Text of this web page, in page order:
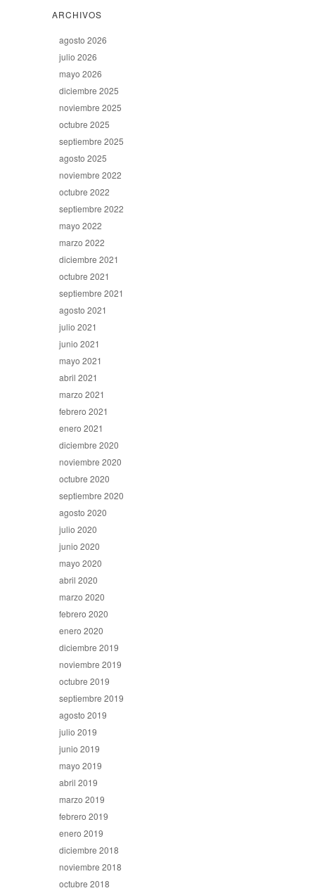
ARCHIVOS
agosto 2026
julio 2026
mayo 2026
diciembre 2025
noviembre 2025
octubre 2025
septiembre 2025
agosto 2025
noviembre 2022
octubre 2022
septiembre 2022
mayo 2022
marzo 2022
diciembre 2021
octubre 2021
septiembre 2021
agosto 2021
julio 2021
junio 2021
mayo 2021
abril 2021
marzo 2021
febrero 2021
enero 2021
diciembre 2020
noviembre 2020
octubre 2020
septiembre 2020
agosto 2020
julio 2020
junio 2020
mayo 2020
abril 2020
marzo 2020
febrero 2020
enero 2020
diciembre 2019
noviembre 2019
octubre 2019
septiembre 2019
agosto 2019
julio 2019
junio 2019
mayo 2019
abril 2019
marzo 2019
febrero 2019
enero 2019
diciembre 2018
noviembre 2018
octubre 2018